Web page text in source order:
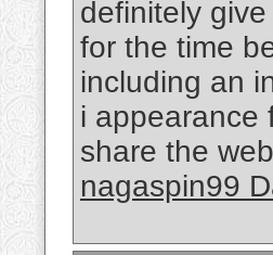
definitely
for the time
including an
i appearance
share the
nagaspin99